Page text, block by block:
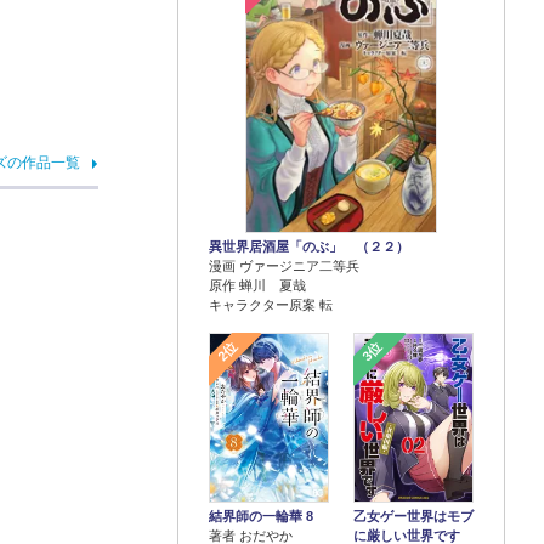
の作品一覧
異世界居酒屋「のぶ」 （２２）
漫画 ヴァージニア二等兵
原作 蝉川 夏哉
キャラクター原案 転
2位
結界師の一輪華 8
著者 おだやか
3位
乙女ゲー世界はモブ
に厳しい世界です